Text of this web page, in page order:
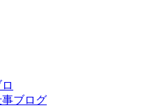
ブログ